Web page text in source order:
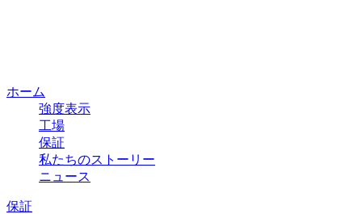
ホーム
強度表示
工場
保証
私たちのストーリー
ニュース
保証